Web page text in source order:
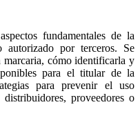
fundamentales de la
por terceros. Se
cómo identificarla y
para el titular de la
para prevenir el uso
proveedores o